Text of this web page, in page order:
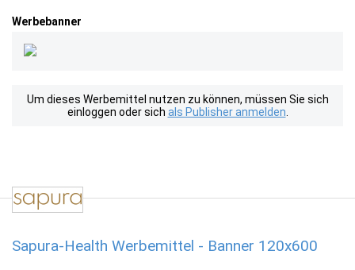
Werbebanner
Um dieses Werbemittel nutzen zu können, müssen Sie sich
einloggen oder sich als Publisher anmelden
Sapura-Health Werbemittel - Banner 120x600